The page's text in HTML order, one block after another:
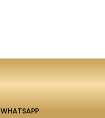
WHATSAPP